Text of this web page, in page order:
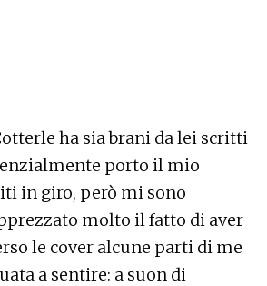
ha sia brani da lei scritti
porto il mio
in giro, però mi sono
molto il fatto di aver
le cover alcune parti di me
a sentire: a suon di